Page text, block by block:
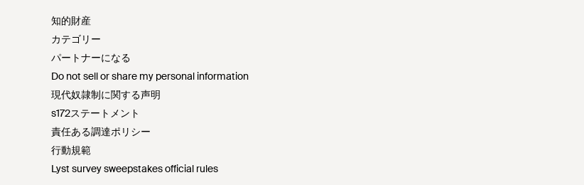
知的財産
カテゴリー
パートナーになる
Do not sell or share my personal information
現代奴隷制に関する声明
s172ステートメント
責任ある調達ポリシー
行動規範
Lyst survey sweepstakes official rules